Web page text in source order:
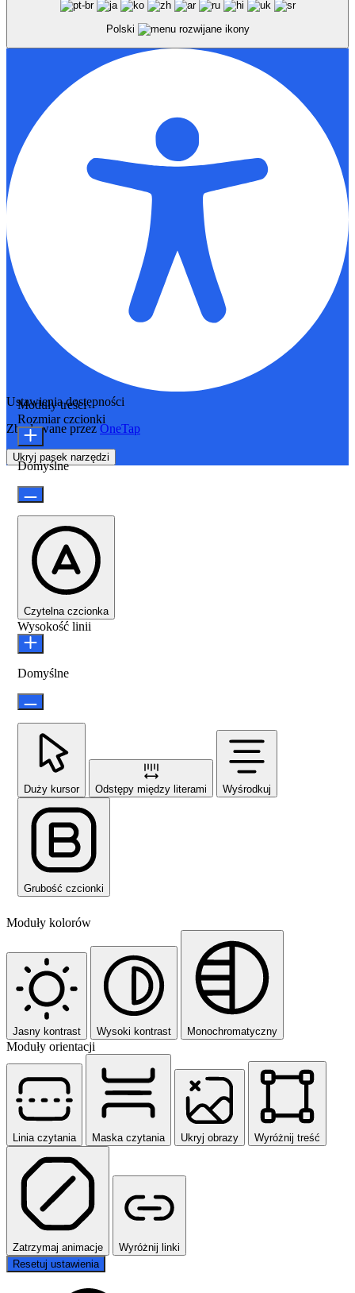
Polski
Ustawienia dostępności
Zbudowane przez OneTap
Ukryj pasek narzędzi
Moduły treści
Rozmiar czcionki
Domyślne
Czytelna czcionka
Wysokość linii
Domyślne
Duży kursor Odstępy między literami Wyśrodkuj
Grubość czcionki
Moduły kolorów
Jasny kontrast Wysoki kontrast Monochromatyczny
Moduły orientacji
Linia czytania Maska czytania Ukryj obrazy Wyróżnij treść
Zatrzymaj animacje
Wyróżnij linki
Resetuj ustawienia